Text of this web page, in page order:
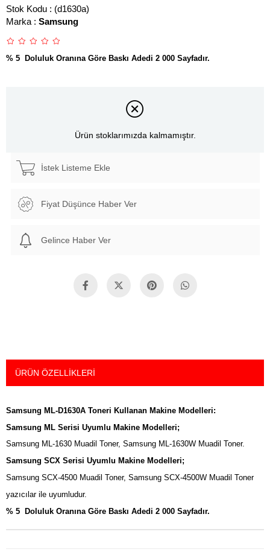
Stok Kodu
(d1630a)
Marka : Samsung
% 5 Doluluk Oranına Göre Baskı Adedi 2 000 Sayfadır.
Ürün stoklarımızda kalmamıştır.
İstek Listeme Ekle
Fiyat Düşünce Haber Ver
Gelince Haber Ver
ÜRÜN ÖZELLIKLERI
Samsung ML-D1630A Toneri Kullanan Makine Modelleri:
Samsung ML Serisi Uyumlu Makine Modelleri;
Samsung ML-1630 Muadil Toner, Samsung ML-1630W Muadil Toner.
Samsung SCX Serisi Uyumlu Makine Modelleri;
Samsung SCX-4500 Muadil Toner, Samsung SCX-4500W Muadil Toner
yazıcılar ile uyumludur.
% 5 Doluluk Oranına Göre Baskı Adedi 2 000 Sayfadır.